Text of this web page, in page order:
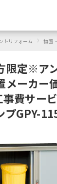
トリフォーム › 物置
限定※ア
メーカー
費サー
プGPY-